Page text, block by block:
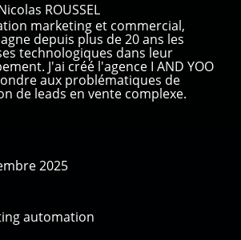
ROUSSEL
marketing et commercial,
depuis plus de 20 ans les
technologiques dans leur
J'ai créé l'agence I AND YOO
aux problématiques de
de leads en vente complexe.
2025
automation